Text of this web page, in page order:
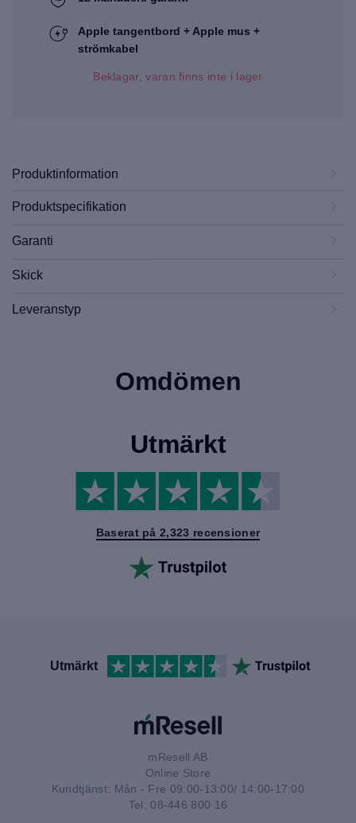
Apple tangentbord + Apple mus +
strömkabel
Beklagar, varan finns inte i lager
Produktinformation
Produktspecifikation
Garanti
Skick
Leveranstyp
Omdömen
Utmärkt
Baserat på 2,323 recensioner
Utmärkt
mResell AB
Online Store
Kundtjänst: Mån - Fre 09:00-13:00/ 14:00-17:00
Tel: 08-446 800 16